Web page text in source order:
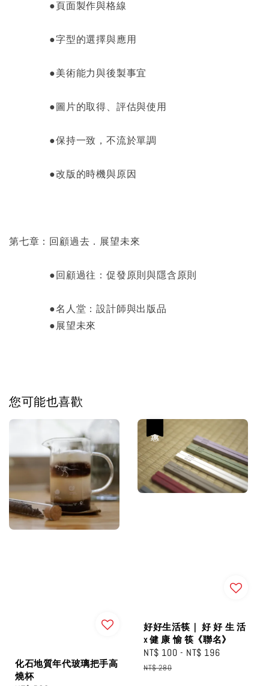
●頁面製作與格線
●字型的選擇與應用
●美術能力與後製事宜
●圖片的取得、評估與使用
●保持一致，不流於單調
●改版的時機與原因
第七章：回顧過去．展望未來
●回顧過往：促發原則與隱含原則
●名人堂：設計師與出版品
●展望未來
您可能也喜歡
化石地質年代玻璃把手高
燒杯
好好生活筷｜ 好 好 生 活
x 健 康 愉 筷《聯名》
Sale
price
NT$ 100 - NT$ 196
NT$ 280